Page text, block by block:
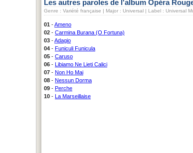
Les autres paroles de l'album Opéra
Genre : Variété française | Major : Universal | Label : Universal
01 -Ameno
02 - Carmina Burana (O Fortuna)
03 -Adagio
04 - Funiculi Funicula
05 - Caruso
06 - Libiamo Ne Lieti Calici
07 - Non Ho Mai
08 - Nessun Dorma
09 - Perche
10 - La Marseillaise